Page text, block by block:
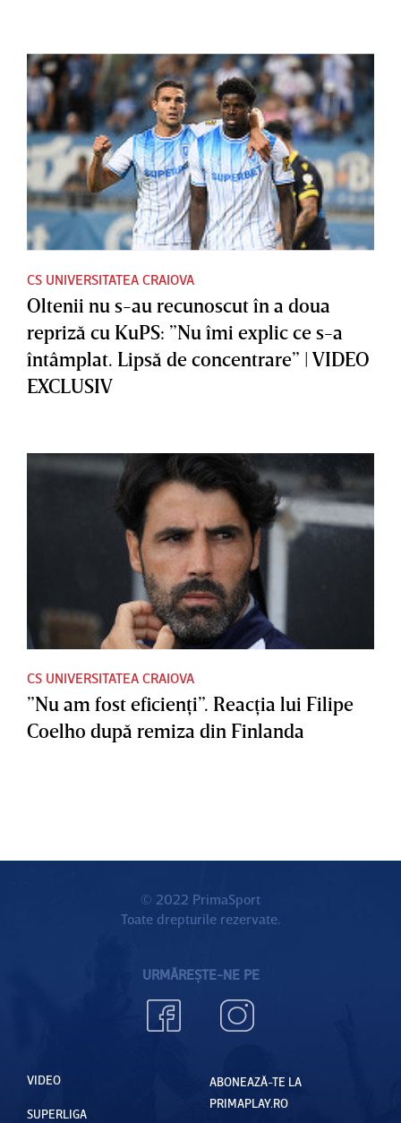
CS UNIVERSITATEA CRAIOVA
Oltenii nu s-au recunoscut în a doua
repriză cu KuPS: ”Nu îmi explic ce s-a
întâmplat. Lipsă de concentrare” | VIDEO
EXCLUSIV
CS UNIVERSITATEA CRAIOVA
”Nu am fost eficienţi”. Reacţia lui Filipe
Coelho după remiza din Finlanda
© 2022 PrimaSport
Toate drepturile rezervate.
URMĂREȘTE-NE PE
VIDEO
SUPERLIGA
ABONEAZĂ-TE LA
PRIMAPLAY.RO